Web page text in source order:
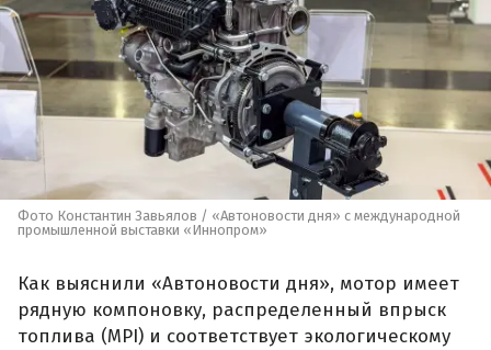
Фото Константин Завьялов / «Автоновости дня» с международной
промышленной выставки «Иннопром»
Как выяснили «Автоновости дня», мотор имеет
рядную компоновку, распределенный впрыск
топлива (MPI) и соответствует экологическому